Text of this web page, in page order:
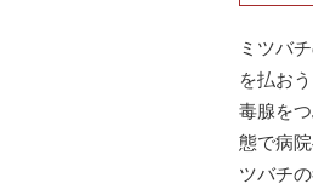
ミツバ
を払お
毒腺を
態で病
ツバチ